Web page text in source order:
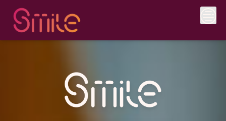
content